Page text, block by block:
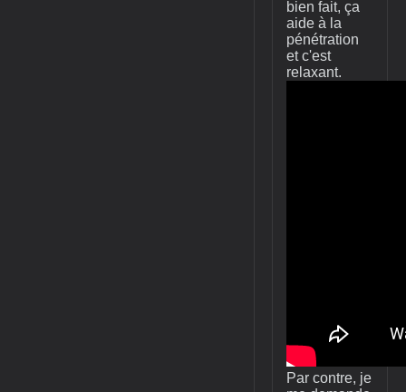
bien fait, ça
aide à la
pénétration
et c'est
relaxant.
Par contre, je